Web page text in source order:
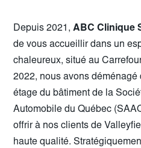
Depuis 2021, ABC Clinique
de vous accueillir dans un
chaleureux, situé au
2022, nous avons
étage du bâtiment de la
Automobile du Québec
offrir à nos clients de
haute qualité.